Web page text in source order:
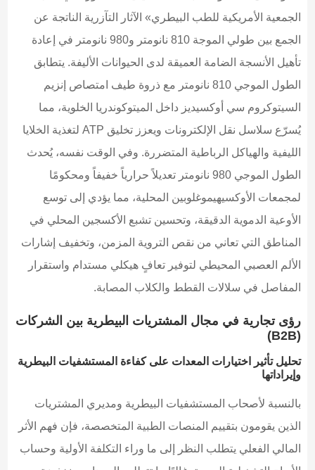
الجمعية الأمريكية للطب البيطري» الآثار التآزرية الناتجة عن
الجمع بين طولي الموجة 810 نانومتر و980 نانومتر في إعادة
تأهيل الأنسجة الضامة العميقة لدى الحيوانات الأليفة. يتطابق
الطول الموجي 810 نانومتر مع ذروة طيف امتصاص إنزيم
السيتوكروم سي أوكسيديز داخل الميتوكوندريا الخلوية، مما
يُسرّع سلاسل نقل الإلكترونات ويعزز تخليق ATP لتغذية الخلايا
الليفية والهياكل الرباطية المتضررة. وفي الوقت نفسه، يُحدث
الطول الموجي 980 نانومتر تعديلاً حرارياً خفيفاً ومحكومًا
لمجمعات الأوكسيهيموغلوبين المحلية، مما يؤدي إلى توسع
الأوعية الدموية الدقيقة، وتحسين تشبع الأكسجين المحلي في
المناطق التي تعاني من نقص التروية المزمن، وتخفيف إشارات
الألم العصبي المحيطي لتوفير تعافٍ هيكلي مستدام واستقرار
المفاصل في سلالات القطط والكلاب المصابة.
رؤى تجارية في مجال المشتريات البيطرية بين الشركات
(B2B)
تحليل تأثير اختيارات المعدات على كفاءة المستشفيات البيطرية
وإيراداتها
بالنسبة لأصحاب المستشفيات البيطرية ومديري المشتريات
الذين يقومون بتقييم المنصات الطبية المتخصصة، فإن فهم الأثر
المالي الفعلي يتطلب النظر إلى ما وراء التكلفة الأولية وحساب